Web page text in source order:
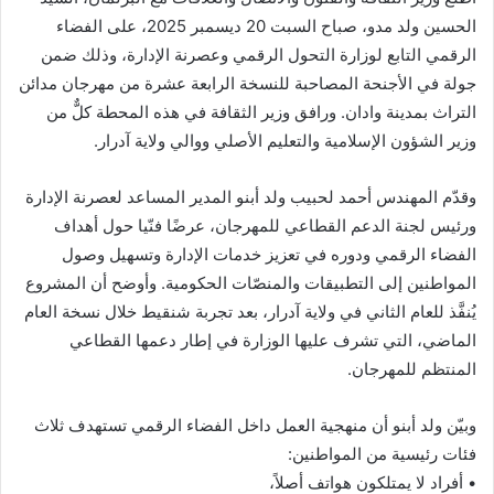
الحسين ولد مدو، صباح السبت 20 ديسمبر 2025، على الفضاء
الرقمي التابع لوزارة التحول الرقمي وعصرنة الإدارة، وذلك ضمن
جولة في الأجنحة المصاحبة للنسخة الرابعة عشرة من مهرجان مدائن
التراث بمدينة وادان. ورافق وزير الثقافة في هذه المحطة كلٌّ من
وزير الشؤون الإسلامية والتعليم الأصلي ووالي ولاية آدرار.
وقدّم المهندس أحمد لحبيب ولد أبنو المدير المساعد لعصرنة الإدارة
ورئيس لجنة الدعم القطاعي للمهرجان، عرضًا فنّيا حول أهداف
الفضاء الرقمي ودوره في تعزيز خدمات الإدارة وتسهيل وصول
المواطنين إلى التطبيقات والمنصّات الحكومية. وأوضح أن المشروع
يُنفَّذ للعام الثاني في ولاية آدرار، بعد تجربة شنقيط خلال نسخة العام
الماضي، التي تشرف عليها الوزارة في إطار دعمها القطاعي
المنتظم للمهرجان.
وبيّن ولد أبنو أن منهجية العمل داخل الفضاء الرقمي تستهدف ثلاث
فئات رئيسية من المواطنين:
• أفراد لا يمتلكون هواتف أصلاً،